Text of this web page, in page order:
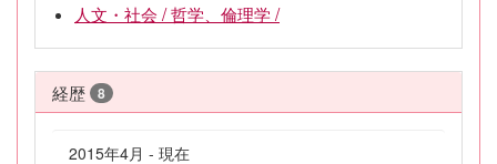
人文・社会 / 哲学、倫理学 /
経歴 8
2015年4月 - 現在